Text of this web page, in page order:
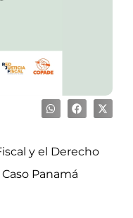
y el Derecho
Panamá